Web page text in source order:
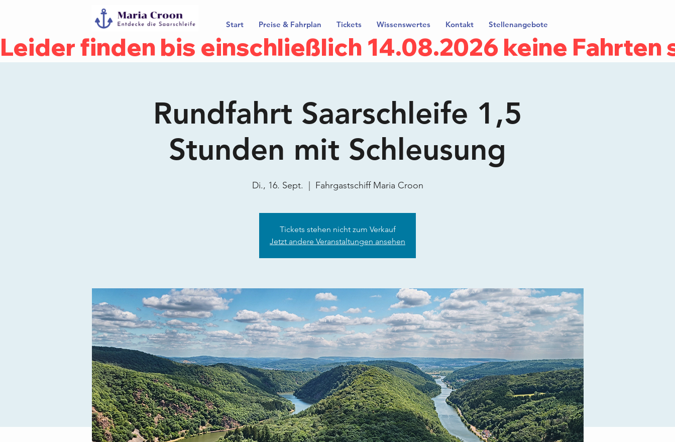
Start Preise & Fahrplan Tickets Wissenswertes Kontakt Stellenangebote
Leider finden bis einschließlich 14.08.2026 keine
Rundfahrt Saarschleife 1,5
Stunden mit Schleusung
Di., 16. Sept. Fahrgastschiff Maria Croon
Tickets stehen nicht zum Verkauf
Jetzt andere Veranstaltungen ansehen